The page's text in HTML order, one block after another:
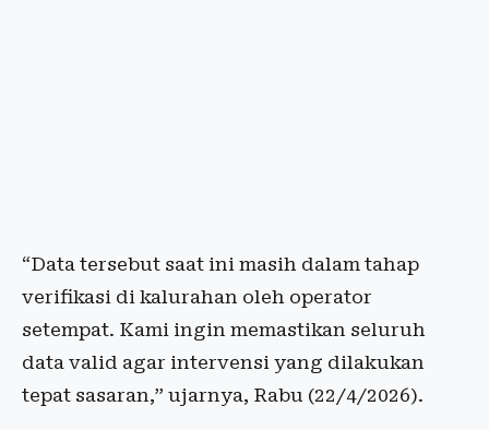
“Data tersebut saat ini masih dalam tahap
verifikasi di kalurahan oleh operator
setempat. Kami ingin memastikan seluruh
data valid agar intervensi yang dilakukan
tepat sasaran,” ujarnya, Rabu (22/4/2026).